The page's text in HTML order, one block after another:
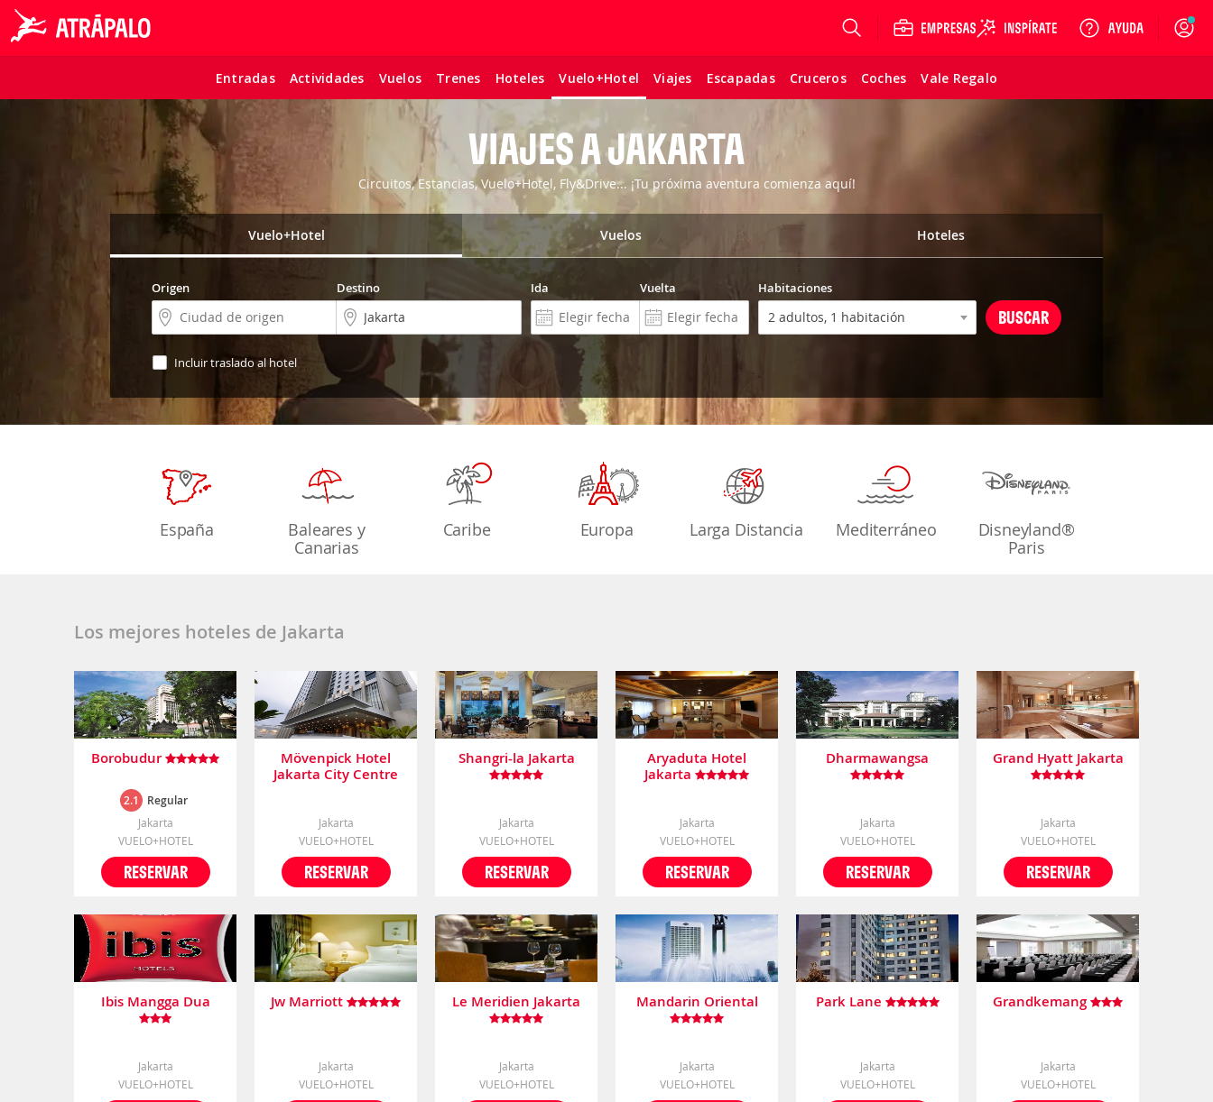
Entradas Actividades Vuelos Trenes Hoteles Vuelo+Hotel Viajes Escapadas Cruceros Coches Vale Regalo
Login
VIAJES A JAKARTA
Circuitos, Estancias, Vuelo+Hotel, Fly&Drive... ¡Tu próxima aventura comienza aquí!
Vuelo+Hotel Vuelos Hoteles
Origen Destino Ida Vuelta Habitaciones
Incluir traslado al hotel
España
Baleares y
Canarias
Caribe Europa Larga Distancia Mediterráneo
Disneyland®
Paris
Los mejores hoteles de Jakarta
Borobudur
2.1 Regular
Jakarta
VUELO+HOTEL
RESERVAR
Mövenpick Hotel
Jakarta City Centre
Jakarta
VUELO+HOTEL
RESERVAR
Shangri-la Jakarta
Jakarta
VUELO+HOTEL
RESERVAR
Aryaduta Hotel
Jakarta
Jakarta
VUELO+HOTEL
RESERVAR
Dharmawangsa
Jakarta
VUELO+HOTEL
RESERVAR
Grand Hyatt Jakarta
Jakarta
VUELO+HOTEL
RESERVAR
Ibis Mangga Dua
Jakarta
VUELO+HOTEL
Jw Marriott
Jakarta
VUELO+HOTEL
Le Meridien Jakarta
Jakarta
VUELO+HOTEL
Mandarin Oriental
Jakarta
VUELO+HOTEL
Park Lane
Jakarta
VUELO+HOTEL
Grandkemang
Jakarta
VUELO+HOTEL